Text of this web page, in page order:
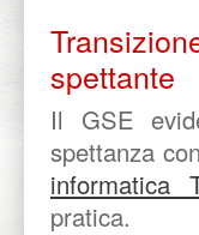
spettante
Il GSE
spettanza
informatica
pratica.